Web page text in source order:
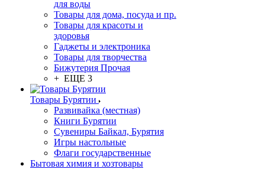
для воды
Товары для дома, посуда и пр.
Товары для красоты и
здоровья
Гаджеты и электроника
Товары для творчества
Бижутерия Прочая
+ ЕЩЕ 3
Товары Бурятии
Развивайка (местная)
Книги Бурятии
Сувениры Байкал, Бурятия
Игры настольные
Флаги государственные
Бытовая химия и хозтовары